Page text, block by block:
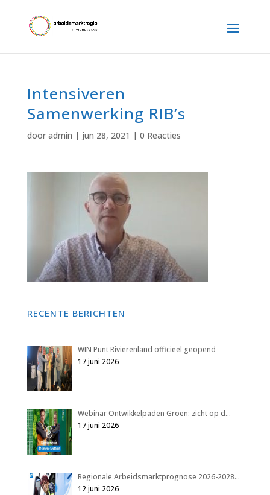
Intensiveren
Samenwerking RIB’s
door admin | jun 28, 2021 | 0 Reacties
RECENTE BERICHTEN
WIN Punt Rivierenland officieel geopend
17 juni 2026
Webinar Ontwikkelpaden Groen: zicht op d…
17 juni 2026
Regionale Arbeidsmarktprognose 2026-2028…
12 juni 2026